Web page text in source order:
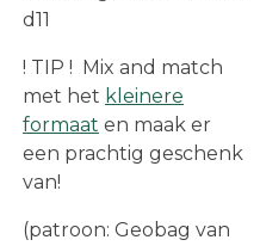
d11
! TIP ! Mix and match
met het kleinere
formaat en maak er
een prachtig geschenk
van!
(patroon: Geobag van